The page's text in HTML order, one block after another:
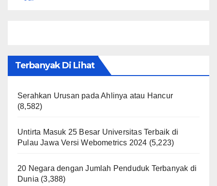
Terbanyak Di Lihat
Serahkan Urusan pada Ahlinya atau Hancur
(8,582)
Untirta Masuk 25 Besar Universitas Terbaik di
Pulau Jawa Versi Webometrics 2024 (5,223)
20 Negara dengan Jumlah Penduduk Terbanyak di
Dunia (3,388)